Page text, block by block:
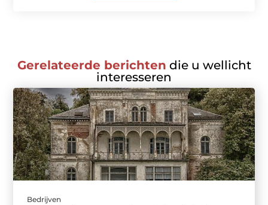
Gerelateerde berichten die u wellicht
interesseren
Bedrijven